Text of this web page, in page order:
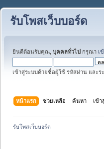
รับโพสเว็บบอร์ด
ยินดีต้อนรับคุณ, บุคคลทั่วไป กรุณา เ
เข้าสู่ระบบด้วยชื่อผู้ใช้ รหัสผ่าน และร
หน้าแรก ช่วยเหลือ ค้นหา เข้า
รับโพสเว็บบอร์ด